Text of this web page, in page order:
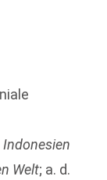
Indonesien
Welt; a. d.